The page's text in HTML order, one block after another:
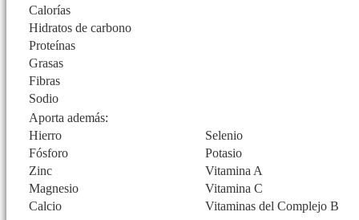
Calorías
Hidratos de carbono
Proteínas
Grasas
Fibras
Sodio
Aporta además:
Hierro
Selenio
Fósforo
Potasio
Zinc
Vitamina A
Magnesio
Vitamina C
Calcio
Vitaminas del Complejo B